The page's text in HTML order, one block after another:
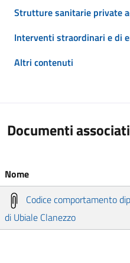
Strutture sanitarie private
Interventi straordinari e di
Altri contenuti
Documenti associati
Nome
Codice comportamento
di Ubiale Clanezzo